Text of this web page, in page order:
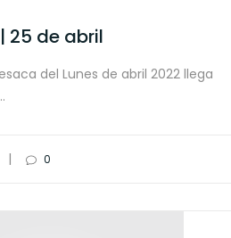
25 de abril
del Lunes de abril 2022 llega
| 0